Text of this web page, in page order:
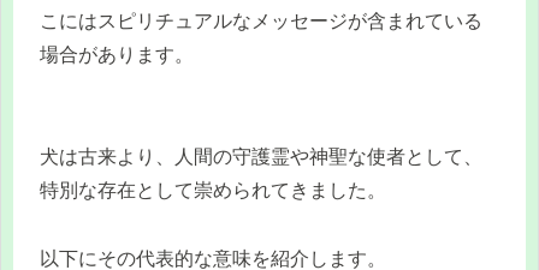
こにはスピリチュアルなメッセージが含まれている
場合があります。
犬は古来より、人間の守護霊や神聖な使者として、
特別な存在として崇められてきました。
以下にその代表的な意味を紹介します。